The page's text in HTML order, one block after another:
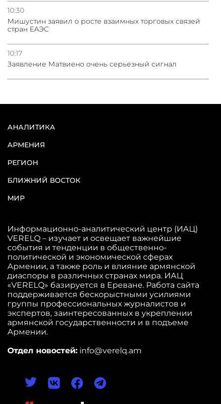
10:30
Мишустин заявил о росте взаимных торговых связей
стран ЕАЭС
10:17
Заявление Матвиено очень серьезный сигнал
АНАЛИТИКА
АРМЕНИЯ
РЕГИОН
БЛИЖНИЙ ВОСТОК
МИР
Информационно-аналитический центр (ИАЦ)
VERELQ – изучает и освещает важнейшие
события и тенденции в общественно-
политической и экономической сферах
Армении, а также роль и влияние армянской
диаспоры в различных странах мира. ИАЦ
«VERELQ» базируется в Ереване. Работа сайта
поддерживается бескорыстными усилиями
группы профессиональных журналистов и
экспертов, заинтересованных в укреплении
армянской государственности и в подъеме
Армении.
Отдел новостей: info@verelq.am